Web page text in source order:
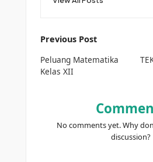
Post
navigation
Previous Post
Peluang Matematika
Kelas XII
No comments yet. Why
discussion?